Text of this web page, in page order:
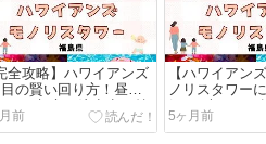
全攻略】ハワイアンズ
の賢い回り方！昼の
ー・与市の注意点・持
リスト
前
【ハワイアン
ノリスタワー
解！3大ホテ
ショー攻略法
5ヶ月前